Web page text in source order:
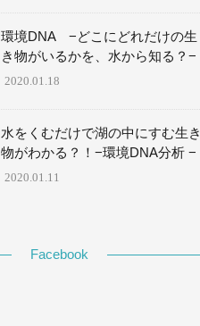
環境DNA −どこにどれだけの生
き物がいるかを、水から知る？−
2020.01.18
水をくむだけで湖の中にすむ生き
物がわかる？！−環境DNA分析 −
2020.01.11
Facebook